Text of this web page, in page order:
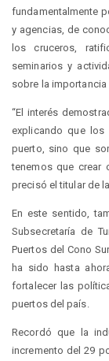
fundamentalmente
y agencias, de
los cruceros,
seminarios y
sobre la importancia
“El interés
explicando que
puerto, sino que
tenemos que crear
precisó el titular de
En este sentido,
Subsecretaría de
Puertos del Cono
ha sido hasta
fortalecer las
puertos del país.
Recordó que la
incremento del 29